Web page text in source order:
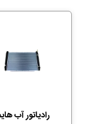
رادیاتور آب